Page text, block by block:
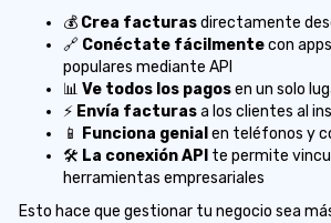
💰 Crea facturasdirectamente
🔗 Conéctate fácilmentecon
populares mediante API
📊 Ve todos los pagosen un solo
⚡ Envía facturasa los clientes al
📱
Funciona genial en teléfonos y
🛠️ La conexión API te permite
herramientas empresariales
Esto hace que gestionar tu negocio sea